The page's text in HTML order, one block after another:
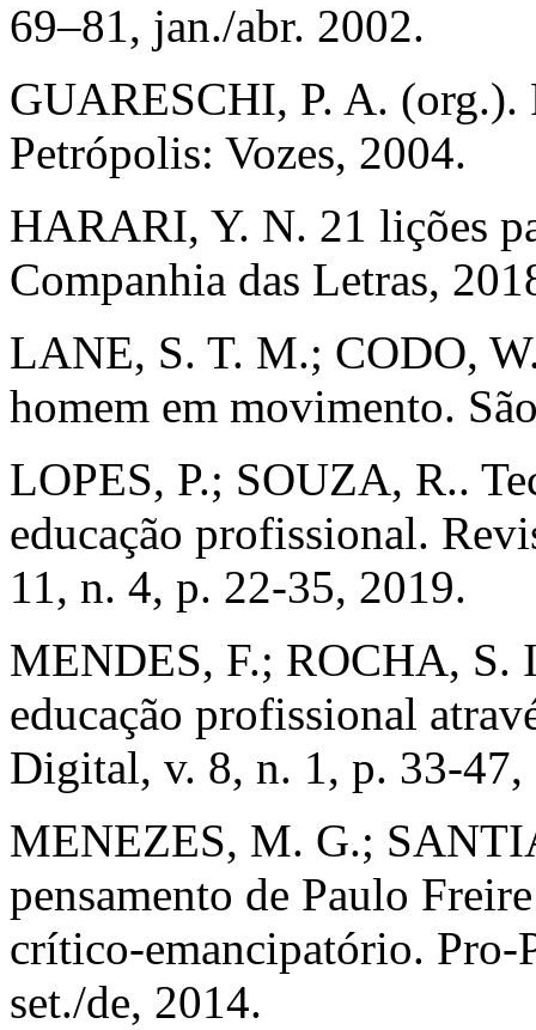
69–81, jan./abr. 2002.
GUARESCHI, P. A. (org.).
Petrópolis: Vozes, 2004.
HARARI, Y. N. 21 lições
Companhia das Letras,
LANE, S. T. M.; CODO,
homem em movimento.
LOPES, P.; SOUZA, R..
educação profissional.
11, n. 4, p. 22-35, 2019.
MENDES, F.; ROCHA, S.
educação profissional
Digital, v. 8, n. 1, p. 33-47,
MENEZES, M. G.;
pensamento de Paulo
crítico-emancipatório. Pro-
set./de, 2014.